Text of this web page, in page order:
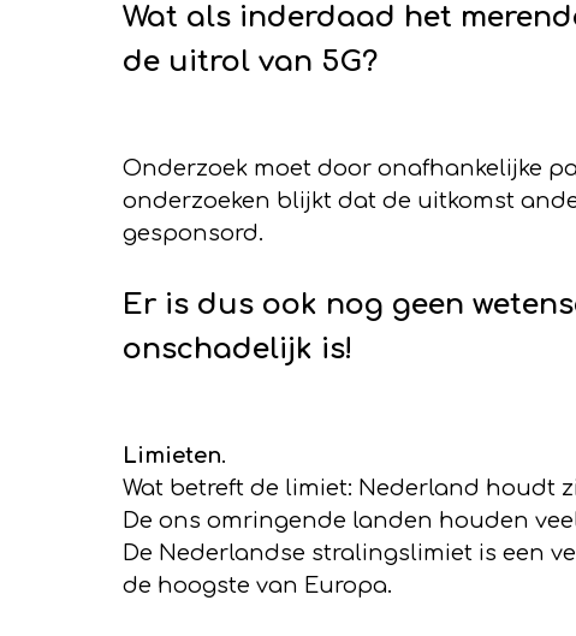
Wat als inderdaad het
de uitrol van 5G?
Onderzoek moet door onafhankelijke
onderzoeken blijkt dat de uitkomst
gesponsord.
Er is dus ook nog geen
onschadelijk is!
Limieten.
Wat betreft de limiet: Nederland houdt
De ons omringende landen houden
De Nederlandse stralingslimiet is een
de hoogste van Europa.